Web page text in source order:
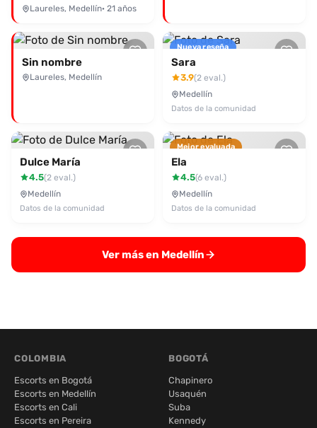
Laureles, Medellín· 21 años
Sin nombre
Laureles, Medellín
Nueva reseña
Sara
3.9(2 eval.)
Medellín
Datos de la comunidad
Dulce María
4.5(2 eval.)
Medellín
Datos de la comunidad
Mejor evaluada
Ela
4.5(6 eval.)
Medellín
Datos de la comunidad
Ver más en Medellín
COLOMBIA
Escorts en Bogotá
Escorts en Medellín
Escorts en Cali
Escorts en Pereira
BOGOTÁ
Chapinero
Usaquén
Suba
Kennedy